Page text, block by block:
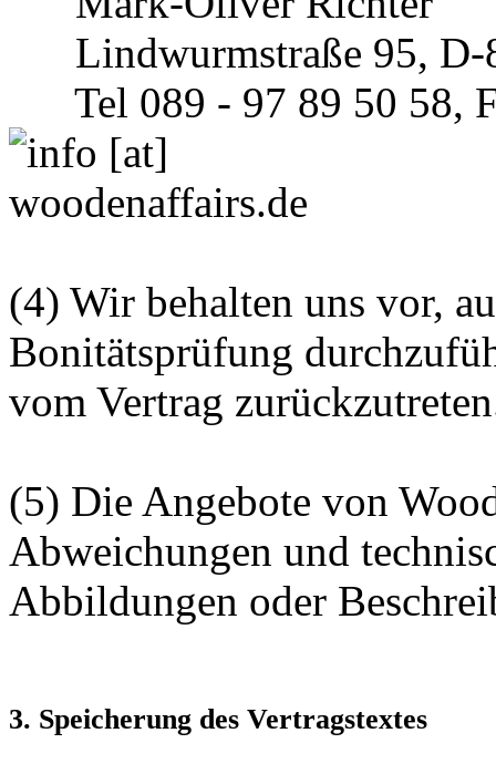
Lindwurmstraße 95, D-
Tel 089 - 97 89 50 58,
(4) Wir behalten uns vor,
Bonitätsprüfung
vom Vertrag
(5) Die Angebote von
Abweichungen und
Abbildungen oder
3. Speicherung des Vertragstextes